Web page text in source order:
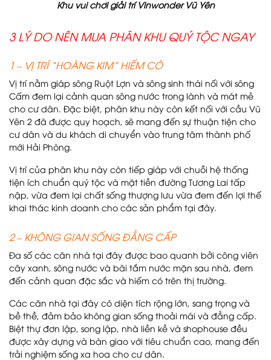
Khu vui chơi giải trí Vinwonder Vũ Yên
3 LÝ DO NÊN MUA PHÂN KHU QUÝ TỘC NGAY
1 – VỊ TRÍ “HOÀNG KIM” HIẾM CÓ
Vị trí nằm giáp sông Ruột Lợn và sông sinh thái nối với sông
Cấm đem lại cảnh quan sông nước trong lành và mát mẻ
cho cư dân. Đặc biệt, phân khu này còn kết nối với cầu Vũ
Yên 2 đã được quy hoạch, sẽ mang đến sự thuận tiện cho
cư dân và du khách di chuyển vào trung tâm thành phố
mới Hải Phòng.
Vị trí của phân khu này còn tiếp giáp với chuỗi hệ thống
tiện ích chuẩn quý tộc và mặt tiền đường Tương Lai tấp
nập, vừa đem lại chất sống thượng lưu vừa đem đến lợi thế
khai thác kinh doanh cho các sản phẩm tại đây.
2 – KHÔNG GIAN SỐNG ĐẲNG CẤP
Đa số các căn nhà tại đây được bao quanh bởi công viên
cây xanh, sông nước và bãi tắm nước mặn sau nhà, đem
đến cảnh quan đặc sắc và hiếm có trên thị trường.
Các căn nhà tại đây có diện tích rộng lớn, sang trọng và
bề thề, đảm bảo không gian sống thoải mái và đẳng cấp.
Biệt thự đơn lập, song lập, nhà liền kề và shophouse đều
được xây dựng và bàn giao với tiêu chuẩn cao, mang đến
trải nghiệm sống xa hoa cho cư dân​.